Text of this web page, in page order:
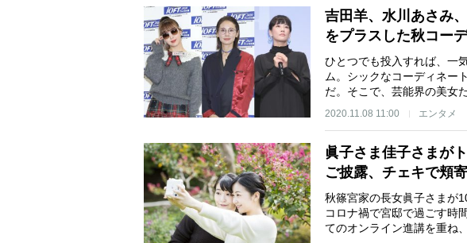
吉田羊、水川あさみ
をプラスした秋コー
ひとつでも投入すれば、一
ム。シックなコーディネー
だ。そこで、芸能界の美女
2020.11.08 11:00 エンタメ
眞子さま佳子さまが
ご披露、チェキで頬
秋篠宮家の長女眞子さまが
コロナ禍で宮邸で過ごす時
てのオンライン進講を重ね